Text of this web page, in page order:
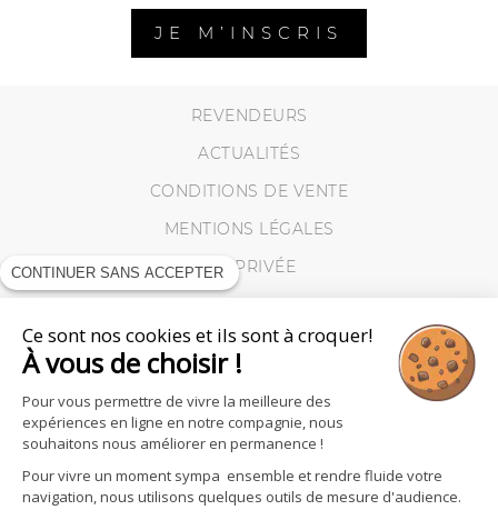
JE M’INSCRIS
REVENDEURS
ACTUALITÉS
CONDITIONS DE VENTE
MENTIONS LÉGALES
VIE PRIVÉE
COOKIES
CONTINUER SANS ACCEPTER
Ce sont nos cookies et ils sont à croquer!
À vous de choisir !
Pour vous permettre de vivre la meilleure des
expériences en ligne en notre compagnie, nous
souhaitons nous améliorer en permanence !
Pour vivre un moment sympa ensemble et rendre fluide votre
navigation, nous utilisons quelques outils de mesure d'audience.